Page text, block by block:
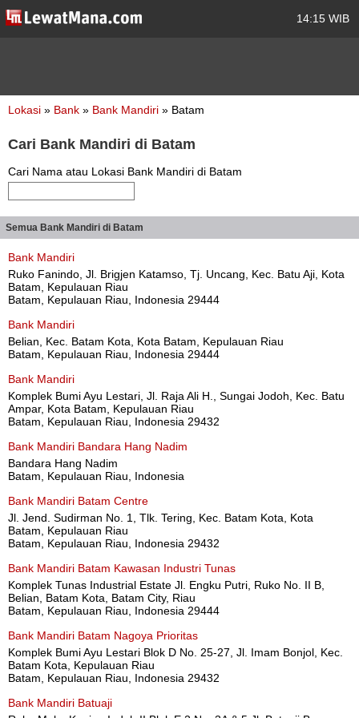
14:15 WIB
Lokasi » Bank » Bank Mandiri » Batam
Cari Bank Mandiri di Batam
Cari Nama atau Lokasi Bank Mandiri di Batam
Semua Bank Mandiri di Batam
Bank Mandiri
Ruko Fanindo, Jl. Brigjen Katamso, Tj. Uncang, Kec. Batu Aji, Kota
Batam, Kepulauan Riau
Batam, Kepulauan Riau, Indonesia 29444
Bank Mandiri
Belian, Kec. Batam Kota, Kota Batam, Kepulauan Riau
Batam, Kepulauan Riau, Indonesia 29444
Bank Mandiri
Komplek Bumi Ayu Lestari, Jl. Raja Ali H., Sungai Jodoh, Kec. Batu
Ampar, Kota Batam, Kepulauan Riau
Batam, Kepulauan Riau, Indonesia 29432
Bank Mandiri Bandara Hang Nadim
Bandara Hang Nadim
Batam, Kepulauan Riau, Indonesia
Bank Mandiri Batam Centre
Jl. Jend. Sudirman No. 1, Tlk. Tering, Kec. Batam Kota, Kota
Batam, Kepulauan Riau
Batam, Kepulauan Riau, Indonesia 29432
Bank Mandiri Batam Kawasan Industri Tunas
Komplek Tunas Industrial Estate Jl. Engku Putri, Ruko No. II B,
Belian, Batam Kota, Batam City, Riau
Batam, Kepulauan Riau, Indonesia 29444
Bank Mandiri Batam Nagoya Prioritas
Komplek Bumi Ayu Lestari Blok D No. 25-27, Jl. Imam Bonjol, Kec.
Batam Kota, Kepulauan Riau
Batam, Kepulauan Riau, Indonesia 29432
Bank Mandiri Batuaji